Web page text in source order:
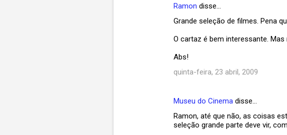
Ramon disse…
Grande seleção de filmes. Pena
O cartaz é bem interessante.
Abs!
quinta-feira, 23 abril, 2009
Museu do Cinema disse…
Ramon, até que não, as coisas
seleção grande parte deve vir,